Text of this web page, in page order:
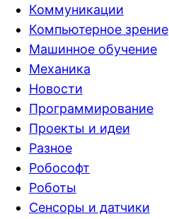
Коммуникации
Компьютерное зрение
Машинное обучение
Механика
Новости
Программирование
Проекты и идеи
Разное
Робософт
Роботы
Сенсоры и датчики